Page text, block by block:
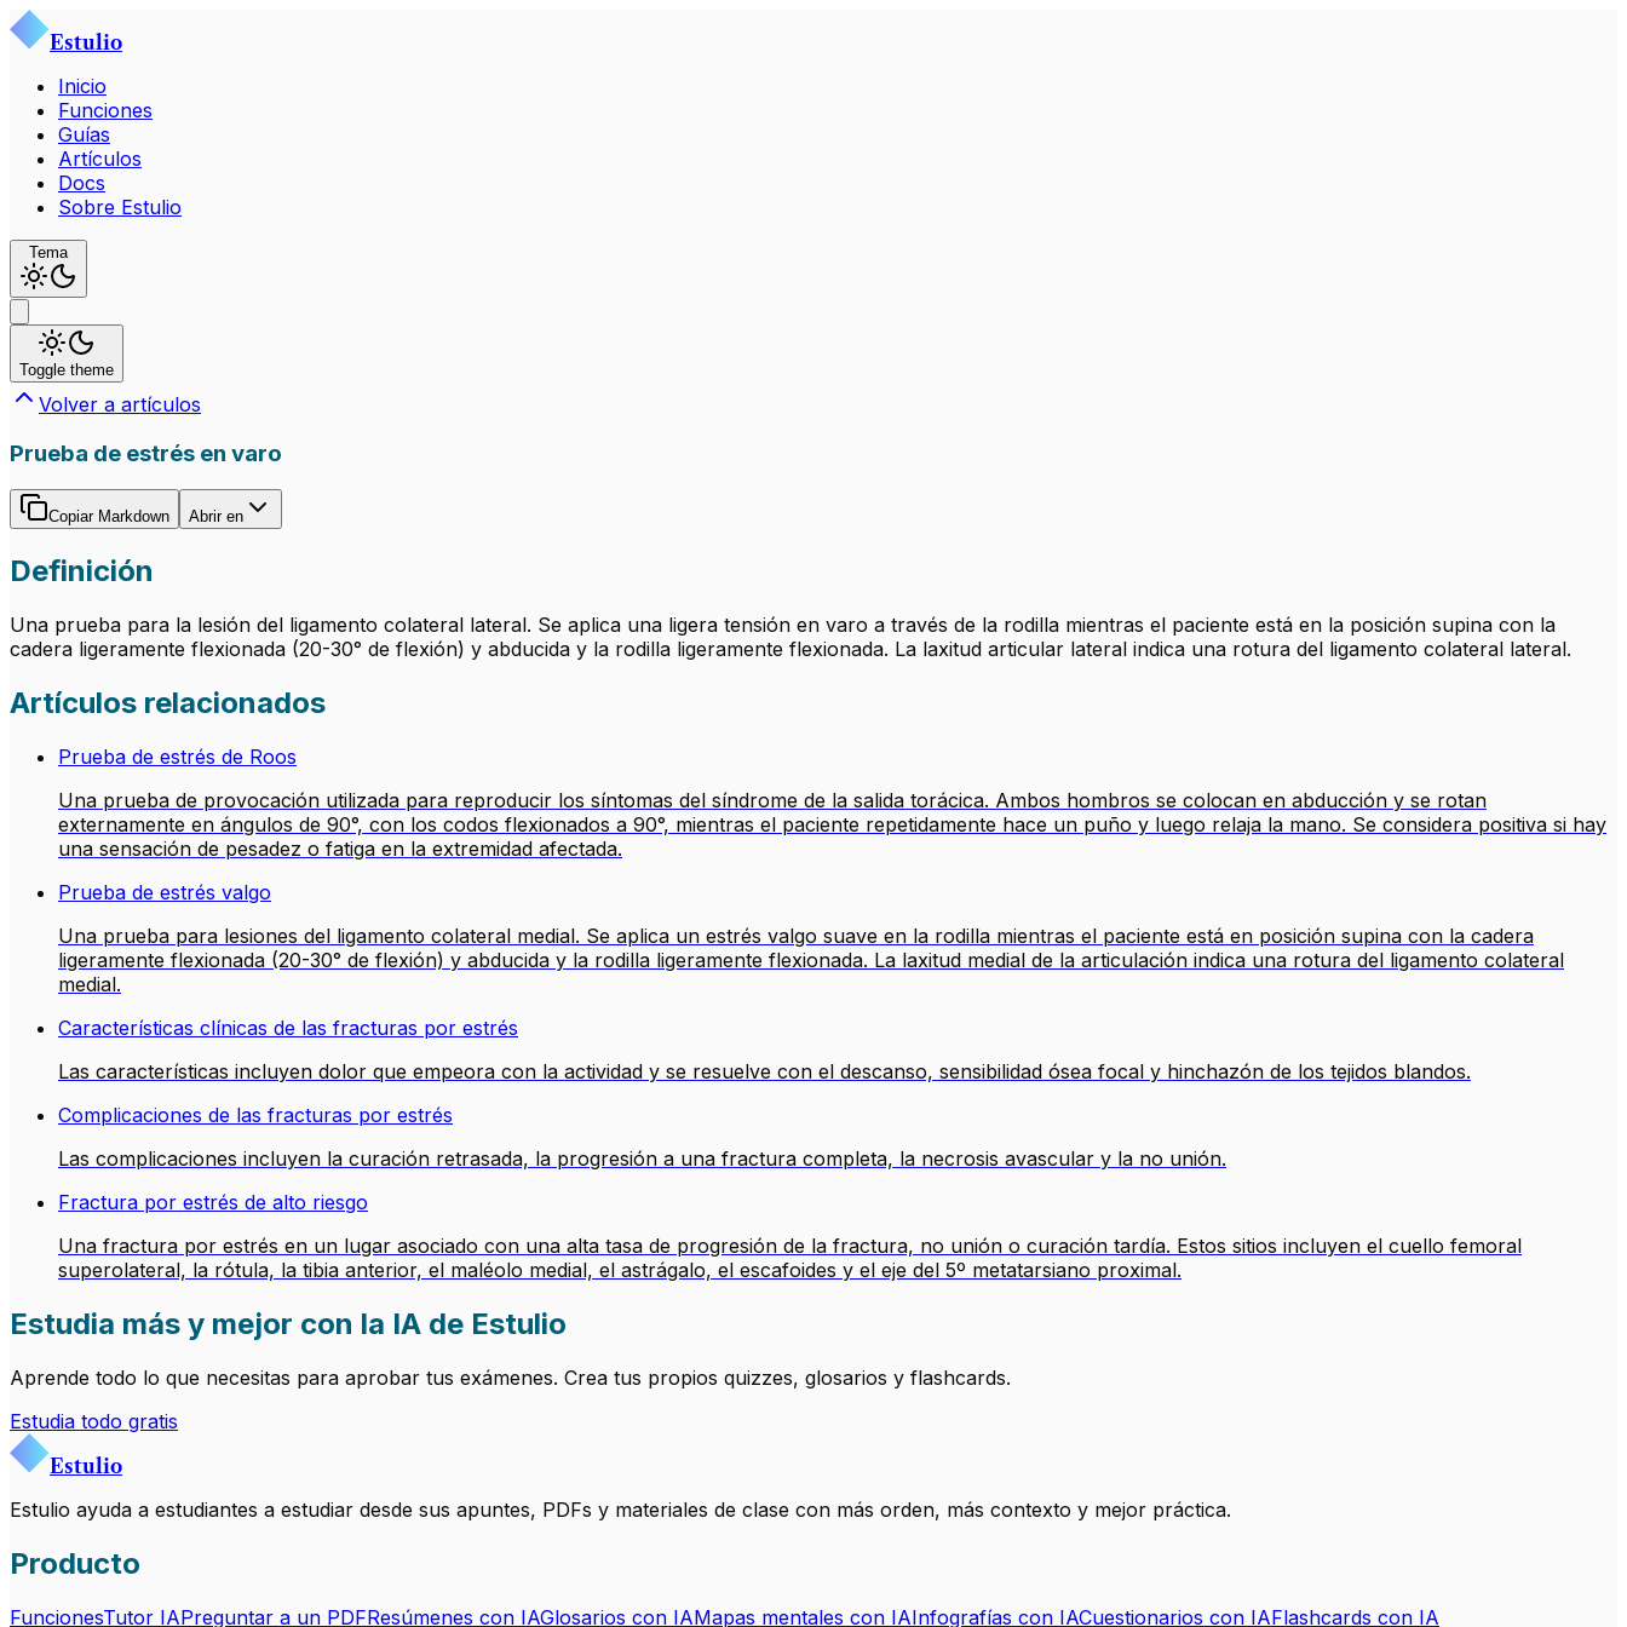
Estulio
Inicio
Funciones
Guías
Artículos
Docs
Sobre Estulio
Tema
Toggle theme
Volver a artículos
Prueba de estrés en varo
Copiar Markdown Abrir en
Definición
Una prueba para la lesión del ligamento colateral lateral. Se aplica una ligera tensión en varo a través de la rodilla mientras el paciente está en la posición supina con la
cadera ligeramente flexionada (20-30° de flexión) y abducida y la rodilla ligeramente flexionada. La laxitud articular lateral indica una rotura del ligamento colateral lateral.
Artículos relacionados
Prueba de estrés de Roos
Una prueba de provocación utilizada para reproducir los síntomas del síndrome de la salida torácica. Ambos hombros se colocan en abducción y se rotan
externamente en ángulos de 90°, con los codos flexionados a 90°, mientras el paciente repetidamente hace un puño y luego relaja la mano. Se considera positiva si hay
una sensación de pesadez o fatiga en la extremidad afectada.
Prueba de estrés valgo
Una prueba para lesiones del ligamento colateral medial. Se aplica un estrés valgo suave en la rodilla mientras el paciente está en posición supina con la cadera
ligeramente flexionada (20-30° de flexión) y abducida y la rodilla ligeramente flexionada. La laxitud medial de la articulación indica una rotura del ligamento colateral
medial.
Características clínicas de las fracturas por estrés
Las características incluyen dolor que empeora con la actividad y se resuelve con el descanso, sensibilidad ósea focal y hinchazón de los tejidos blandos.
Complicaciones de las fracturas por estrés
Las complicaciones incluyen la curación retrasada, la progresión a una fractura completa, la necrosis avascular y la no unión.
Fractura por estrés de alto riesgo
Una fractura por estrés en un lugar asociado con una alta tasa de progresión de la fractura, no unión o curación tardía. Estos sitios incluyen el cuello femoral
superolateral, la rótula, la tibia anterior, el maléolo medial, el astrágalo, el escafoides y el eje del 5º metatarsiano proximal.
Estudia más y mejor con la IA de Estulio
Aprende todo lo que necesitas para aprobar tus exámenes. Crea tus propios quizzes, glosarios y flashcards.
Estudia todo gratis
Estulio
Estulio ayuda a estudiantes a estudiar desde sus apuntes, PDFs y materiales de clase con más orden, más contexto y mejor práctica.
Producto
FuncionesTutor IAPreguntar a un PDFResúmenes con IAGlosarios con IAMapas mentales con IAInfografías con IACuestionarios con IAFlashcards con IA